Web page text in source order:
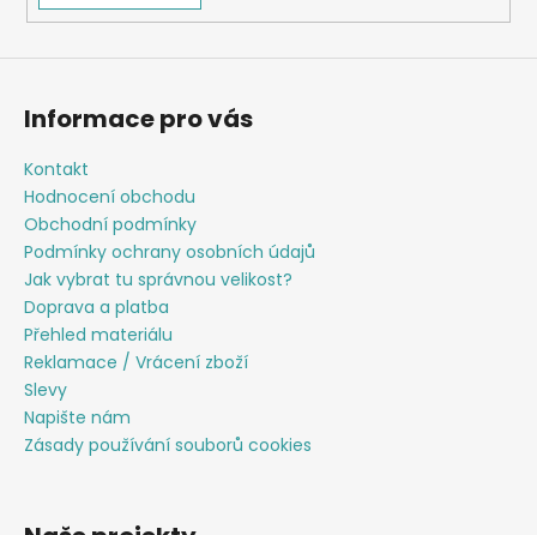
y
Informace pro vás
Kontakt
Hodnocení obchodu
Obchodní podmínky
Podmínky ochrany osobních údajů
Jak vybrat tu správnou velikost?
Doprava a platba
Přehled materiálu
Reklamace / Vrácení zboží
Slevy
Napište nám
Zásady používání souborů cookies